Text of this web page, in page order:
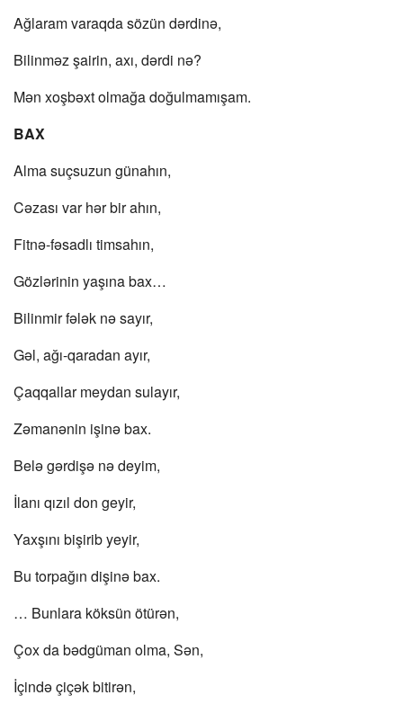
Ağlaram varaqda sözün dərdinə,
Bilinməz şairin, axı, dərdi nə?
Mən xoşbəxt olmağa doğulmamışam.
BAX
Alma suçsuzun günahın,
Cəzası var hər bir ahın,
Fitnə-fəsadlı timsahın,
Gözlərinin yaşına bax…
Bilinmir fələk nə sayır,
Gəl, ağı-qaradan ayır,
Çaqqallar meydan sulayır,
Zəmanənin işinə bax.
Belə gərdişə nə deyim,
İlanı qızıl don geyir,
Yaxşını bişirib yeyir,
Bu torpağın dişinə bax.
… Bunlara köksün ötürən,
Çox da bədgüman olma, Sən,
İçində çiçək bitirən,